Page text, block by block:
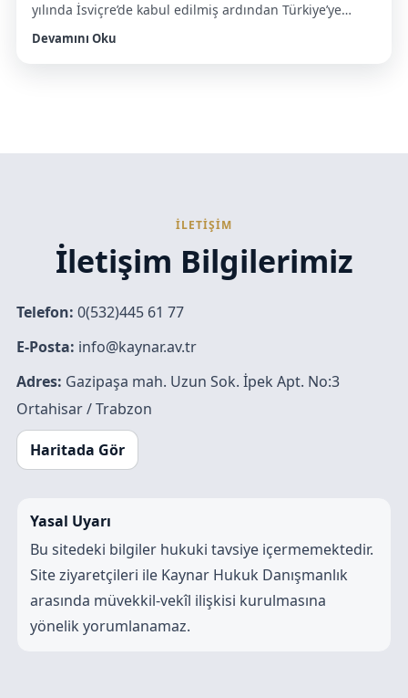
yılında İsviçre’de kabul edilmiş ardından Türkiye’ye
uyarlanmış ve 1 Ocak 2002 tarihinde ülkemizde de
yürürlüğe girmiştir. Ancak iki ülke arasında çok büyük
Devamını Oku
İLETİŞİM
İletişim Bilgilerimiz
Telefon: 0(532)445 61 77
E-Posta: info@kaynar.av.tr
Adres: Gazipaşa mah. Uzun Sok. İpek Apt. No:3
Ortahisar / Trabzon
Haritada Gör
Yasal Uyarı
Bu sitedeki bilgiler hukuki tavsiye içermemektedir.
Site ziyaretçileri ile Kaynar Hukuk Danışmanlık
arasında müvekkil-vekîl ilişkisi kurulmasına
yönelik yorumlanamaz.